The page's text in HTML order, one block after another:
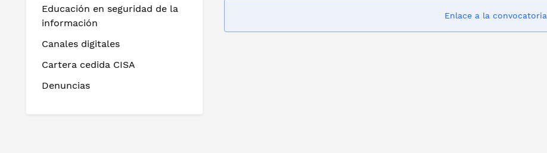
Educación en seguridad de la
información
Canales digitales
Cartera cedida CISA
Denuncias
Enlace a la convocatoria